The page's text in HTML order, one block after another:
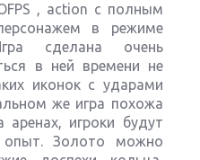
, action с полным
в режиме
сделана очень
в ней времени не
иконок с ударами
же игра похожа
аренах, игроки будут
опыт. Золото можно